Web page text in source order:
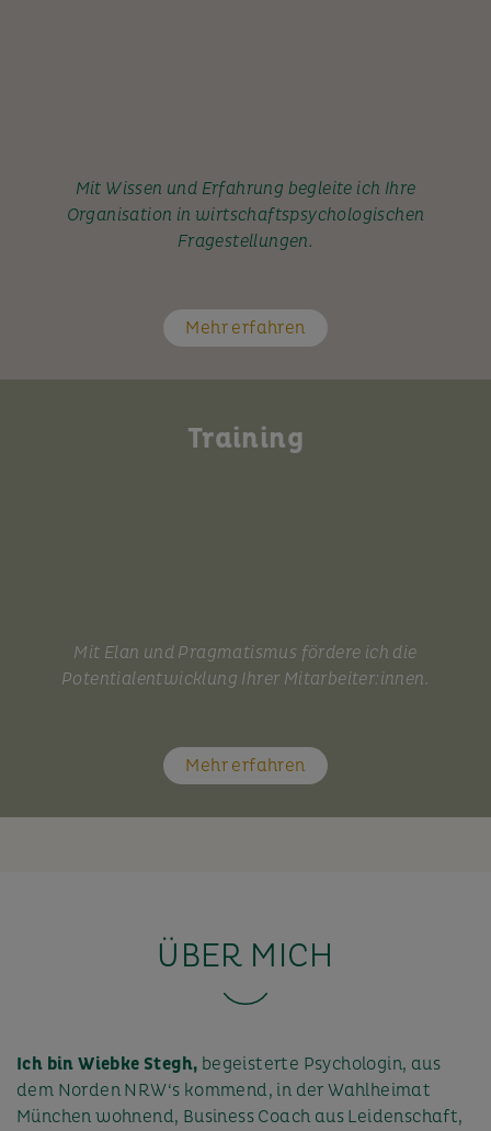
Mit Wissen und Erfahrung begleite ich Ihre
Organisation in wirtschaftspsychologischen
Fragestellungen.
Mehr erfahren
Training
Mit Elan und Pragmatismus fördere ich die
Potentialentwicklung Ihrer Mitarbeiter:innen.
Mehr erfahren
ÜBER MICH
Ich bin Wiebke Stegh, begeisterte Psychologin, aus
dem Norden NRW‘s kommend, in der Wahlheimat
München wohnend, Business Coach aus Leidenschaft,